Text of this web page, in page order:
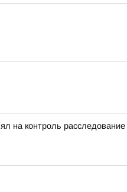
на контроль